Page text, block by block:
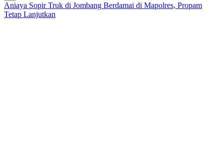
Aniaya Sopir Truk di Jombang Berdamai di Mapolres, Propam
Tetap Lanjutkan